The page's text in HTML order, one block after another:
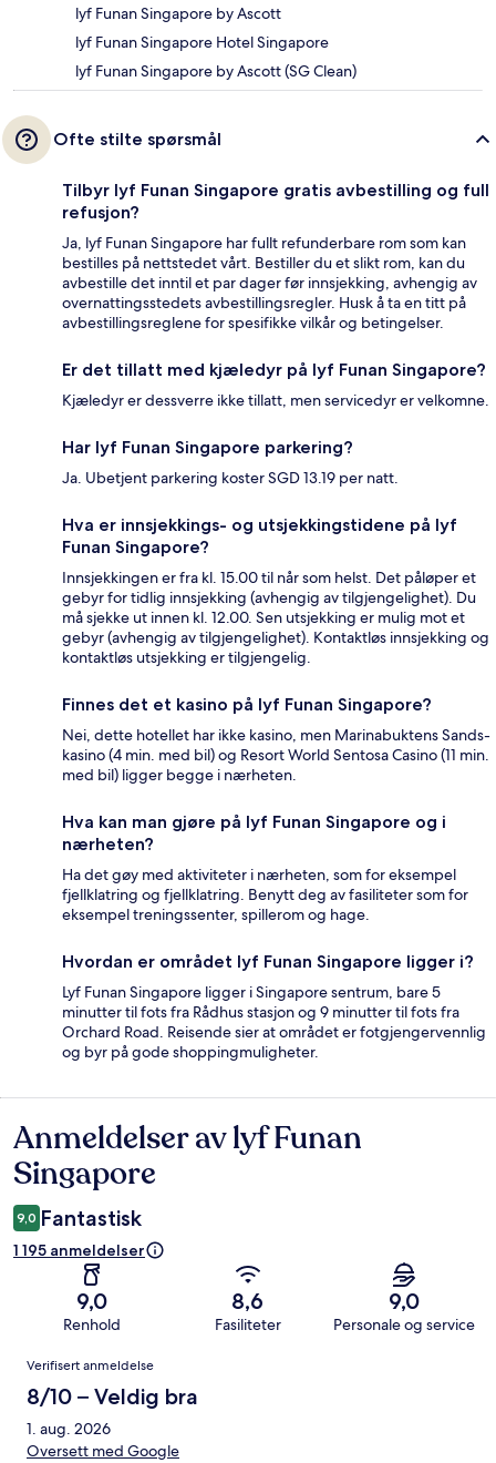
lyf Funan Singapore by Ascott
lyf Funan Singapore Hotel Singapore
lyf Funan Singapore by Ascott (SG Clean)
Ofte stilte spørsmål
Tilbyr lyf Funan Singapore gratis avbestilling og full
refusjon?
Ja, lyf Funan Singapore har fullt refunderbare rom som kan
bestilles på nettstedet vårt. Bestiller du et slikt rom, kan du
avbestille det inntil et par dager før innsjekking, avhengig av
overnattingsstedets avbestillingsregler. Husk å ta en titt på
avbestillingsreglene for spesifikke vilkår og betingelser.
Er det tillatt med kjæledyr på lyf Funan Singapore?
Kjæledyr er dessverre ikke tillatt, men servicedyr er velkomne.
Har lyf Funan Singapore parkering?
Ja. Ubetjent parkering koster SGD 13.19 per natt.
Hva er innsjekkings- og utsjekkingstidene på lyf
Funan Singapore?
Innsjekkingen er fra kl. 15.00 til når som helst. Det påløper et
gebyr for tidlig innsjekking (avhengig av tilgjengelighet). Du
må sjekke ut innen kl. 12.00. Sen utsjekking er mulig mot et
gebyr (avhengig av tilgjengelighet). Kontaktløs innsjekking og
kontaktløs utsjekking er tilgjengelig.
Finnes det et kasino på lyf Funan Singapore?
Nei, dette hotellet har ikke kasino, men Marinabuktens Sands-
kasino (4 min. med bil) og Resort World Sentosa Casino (11 min.
med bil) ligger begge i nærheten.
Hva kan man gjøre på lyf Funan Singapore og i
nærheten?
Ha det gøy med aktiviteter i nærheten, som for eksempel
fjellklatring og fjellklatring. Benytt deg av fasiliteter som for
eksempel treningssenter, spillerom og hage.
Hvordan er området lyf Funan Singapore ligger i?
Lyf Funan Singapore ligger i Singapore sentrum, bare 5
minutter til fots fra Rådhus stasjon og 9 minutter til fots fra
Orchard Road. Reisende sier at området er fotgjengervennlig
og byr på gode shoppingmuligheter.
Anmeldelser
Anmeldelser av lyf Funan
Singapore
9,0 Fantastisk
1 195 anmeldelser
9,0
Renhold
8,6
Fasiliteter
9,0
Personale og service
Anmeldelser
Verifisert anmeldelse
8/10 – Veldig bra
1. aug. 2026
Oversett med Google